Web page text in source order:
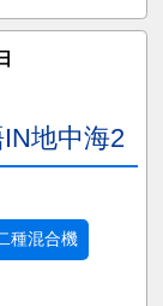
地中海2
種混合機